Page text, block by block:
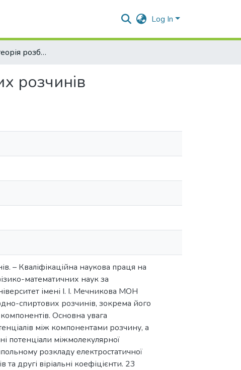
Log In
Статистична теорія розбавлених водно-спиртових розчинів
розчинів
– Кваліфікаційна наукова праця на
математичних наук за
імені І. І. Мечникова МОН
спиртових розчинів, зокрема його
Основна увага
між компонентами розчину, а
потенціали міжмолекулярної
розкладу електростатичної
другі віріальні коефіцієнти. 23